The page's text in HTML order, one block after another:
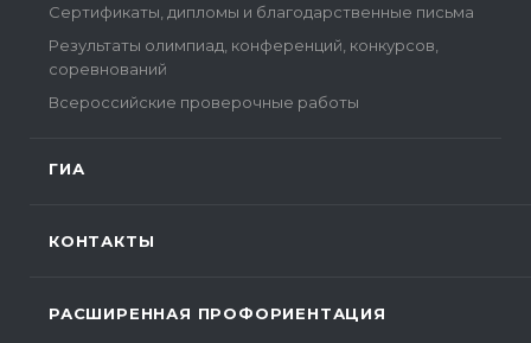
Сертификаты, дипломы и благодарственные письма
Результаты олимпиад, конференций, конкурсов,
соревнований
Всероссийские проверочные работы
ГИА
КОНТАКТЫ
РАСШИРЕННАЯ ПРОФОРИЕНТАЦИЯ